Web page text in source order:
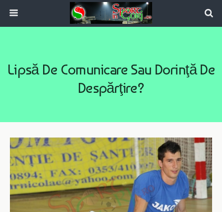
Lipsă De Comunicare Sau Dorinţă De
Despărţire?